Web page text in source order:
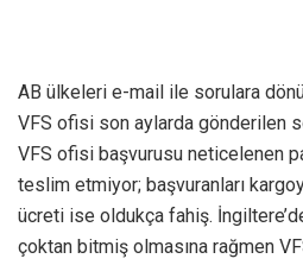
AB ülkeleri e-mail ile sorulara
VFS ofisi son aylarda gönderilen
VFS ofisi başvurusu neticelenen
teslim etmiyor; başvuranları
ücreti ise oldukça fahiş.
çoktan bitmiş olmasına rağmen